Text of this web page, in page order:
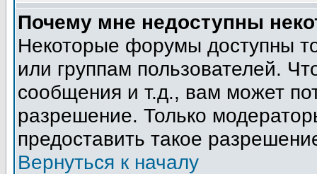
Почему мне недоступны
Некоторые форумы доступны
или группам пользователей.
сообщения и т.д., вам может
разрешение. Только
предоставить такое
Вернуться к началу